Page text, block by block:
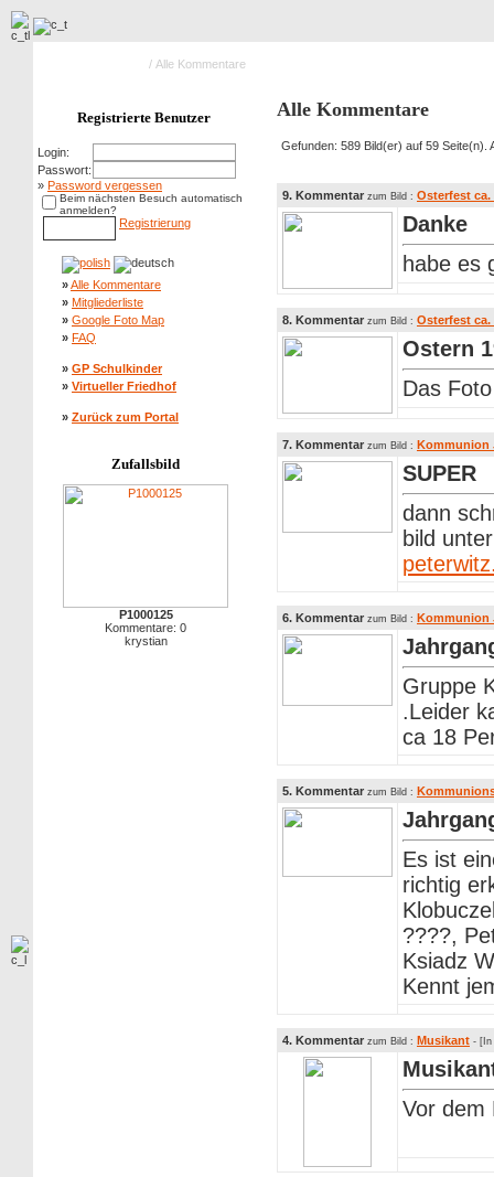
/ Alle Kommentare
Registrierte Benutzer
Login:
Passwort:
» Password vergessen
Beim nächsten Besuch automatisch
anmelden?
Registrierung
»Alle Kommentare
» Mitgliederliste
» Google Foto Map
» FAQ
» GP Schulkinder
» Virtueller Friedhof
» Zurück zum Portal
Zufallsbild
P1000125
Kommentare: 0
krystian
Alle Kommentare
Gefunden: 589 Bild(er) auf 59 Seite(n).
9. Kommentar zum Bild : Osterfest ca.
Danke
habe es
8. Kommentar zum Bild : Osterfest ca.
Ostern
Das
7. Kommentar zum Bild : Kommunion
SUPER
dann
bild
6. Kommentar zum Bild : Kommunion
Gruppe
.Leider
ca 18
5. Kommentar zum Bild :
Es ist
richtig
????,
Ksiadz
Kennt
4. Kommentar zum Bild : Musikant - [In
Vor dem